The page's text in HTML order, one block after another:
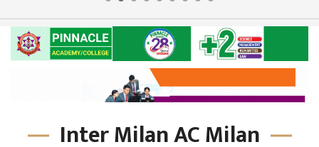
Inter Milan AC Milan